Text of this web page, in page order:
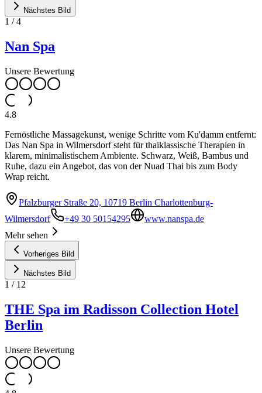
Nächstes Bild
1 /4
Nan Spa
Unsere Bewertung
4.8
Fernöstliche Massagekunst, wenige Schritte vom Ku'damm entfernt:
Das Nan Spa in Wilmersdorf steht für thai­klassische Therapien in
klarem, minimalistischem Ambiente. Schwarz, Weiß, Bambus und
Ruhe, dazu ein Angebot, das von der Nuad Thai bis zum Body
Wrap reicht.
Pfalzburger Straße 20, 10719 Berlin Charlottenburg-
Wilmersdorf
+49 30 50154295
www.nanspa.de
Mehr sehen
Vorheriges Bild
Nächstes Bild
1 / 12
THE Spa im Radisson Collection Hotel
Berlin
Unsere Bewertung